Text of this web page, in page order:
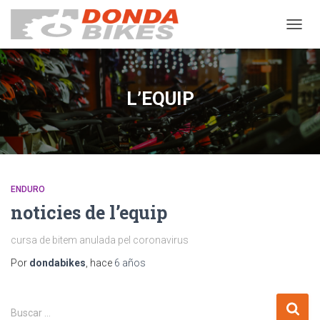
MODO
L’EQUIP
ENDURO
noticies de l’equip
cursa de bitem anulada pel coronavirus
Por dondabikes , hace 6 años
BBuscar …